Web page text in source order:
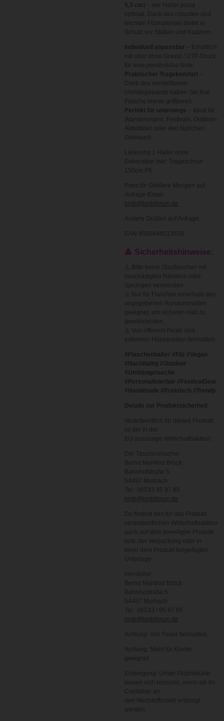
5,3 cm
) – der Halter passt
optimal. Dank des robusten und
leichten Filzmaterials bietet er
Schutz vor Stößen und Kratzern.
Individuell anpassbar
mit oder ohne Gravur / DTF-Druck
für eine persönliche Note.
Praktischer Tragekomfort
Dank des verstellbaren
Umhängebands haben Sie Ihre
Flasche immer griffbereit.
Perfekt für unterwegs – Ideal für
Wanderungen, Festivals, Outdoor-
Aktivitäten oder den täglichen
Gebrauch.
Lieferung 1 Halter ohne
Dekoration inkl: Trageschnur
150cm PE
Preis für Größere Mengen auf
Anfrage Email:
bmb@bmbforum.de
Andere Größen auf Anfrage.
EAN 9505848513558
🔺 Sicherheitshinweise:
⚠️ Bitte keine Glasflaschen mit
beschädigten Rändern oder
Sprüngen verwenden.
⚠️ Nur für Flaschen innerhalb des
angegebenen Rundummaßes
geeignet, um sicheren Halt zu
gewährleisten.
⚠️ Von offenem Feuer und
extremen Hitzequellen fernhalten.
#Flaschenhalter #Filz #Vegan
#Nachhaltig #Outdoor
#Umhängetasche
#Personalisierbar #FestivalGear
#Handmade #Praktisch #Trendy
Details zur Produktsicherheit
Verantwortlich für dieses Produkt
ist der in der
EU ansässige Wirtschaftsakteur:
Der Taschenmacher
Bernd Manfred Brück
Bahnhofstraße 5
54497 Morbach
Tel.: 06533 95 97 85
bmb@bmbforum.de
Du findest den für das Produkt
verantwortlichen Wirtschaftsakteur
auch auf dem jeweiligen Produkt
bzw. der Verpackung oder in
einer dem Produkt beigefügten
Unterlage.
Hersteller:
Bernd Manfred Brück
Bahnhostraße 5
54497 Morbach
Tel.: 06533 / 95 97 85
bmb@bmbforum.de
Achtung: Von Feuer fernhalten.
Achtung: Nicht für Kinder
geeignet.
Entsorgung: Unser Filzprodukte
lassen sich recyceln, wenn sie im
Container an
den Wertstoffinseln entsorgt
werden.